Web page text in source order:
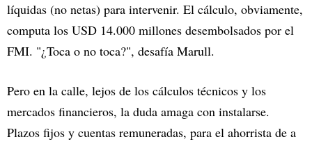
líquidas (no netas) para intervenir. El cálculo, obviamente,
computa los USD 14.000 millones desembolsados por el
FMI. "¿Toca o no toca?", desafía Marull.
Pero en la calle, lejos de los cálculos técnicos y los
mercados financieros, la duda amaga con instalarse.
Plazos fijos y cuentas remuneradas, para el ahorrista de a